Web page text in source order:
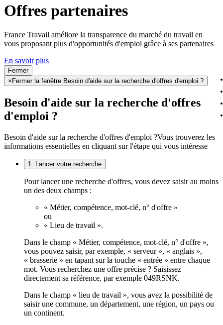
Offres partenaires
France Travail améliore la transparence du marché du travail en
vous proposant plus d'opportunités d'emploi grâce à ses partenaires
En savoir plus
Fermer
× Fermer la fenêtre Besoin d'aide sur la recherche d'offres d'emploi ?
Besoin d'aide sur la recherche d'offres
d'emploi ?
Besoin d'aide sur la recherche d'offres d'emploi ?Vous trouverez les
informations essentielles en cliquant sur l'étape qui vous intéresse
1. Lancer votre recherche
Pour lancer une recherche d'offres, vous devez saisir au moins
un des deux champs :
« Métier, compétence, mot-clé, n° d'offre »
ou
« Lieu de travail ».
Dans le champ « Métier, compétence, mot-clé, n° d'offre »,
vous pouvez saisir, par exemple, « serveur », « anglais »,
« brasserie » en tapant sur la touche « entrée » entre chaque
mot. Vous recherchez une offre précise ? Saisissez
directement sa référence, par exemple 049RSNK.
Dans le champ « lieu de travail », vous avez la possibilité de
saisir une commune, un département, une région, un pays ou
un continent.